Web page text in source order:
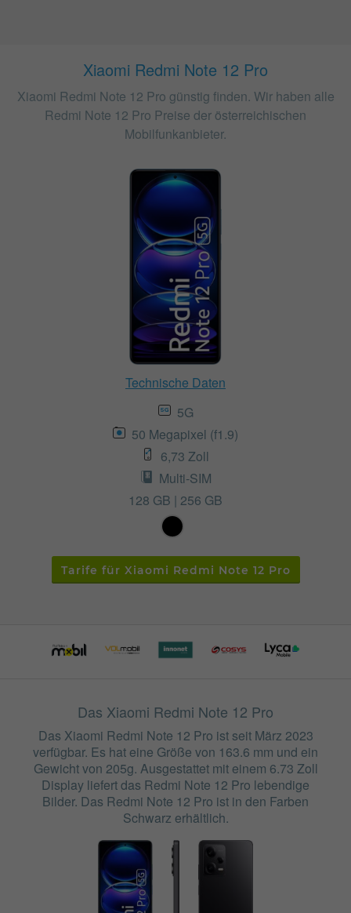
Xiaomi Redmi Note 12 Pro
Xiaomi Redmi Note 12 Pro günstig finden. Wir haben alle
Redmi Note 12 Pro Preise der österreichischen
Mobilfunkanbieter.
Technische Daten
5G
50 Megapixel (f1.9)
6,73 Zoll
Multi-SIM
128 GB | 256 GB
Tarife für Xiaomi Redmi Note 12 Pro
Das Xiaomi Redmi Note 12 Pro
Das Xiaomi Redmi Note 12 Pro ist seit März 2023
verfügbar. Es hat eine Größe von 163.6 mm und ein
Gewicht von 205g. Ausgestattet mit einem 6.73 Zoll
Display liefert das Redmi Note 12 Pro lebendige
Bilder. Das Redmi Note 12 Pro ist in den Farben
Schwarz erhältlich.